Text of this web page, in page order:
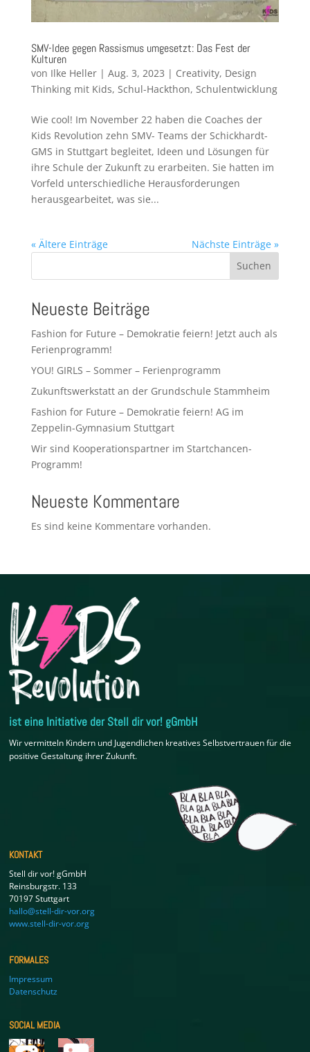
SMV-Idee gegen Rassismus umgesetzt: Das Fest der
Kulturen
von Ilke Heller| Aug. 3, 2023 | Creativity, Design
Thinking mit Kids, Schul-Hackthon, Schulentwicklung
Wie cool! Im November 22 haben die Coaches der
Kids Revolution zehn SMV- Teams der Schickhardt-
GMS in Stuttgart begleitet, Ideen und Lösungen für
ihre Schule der Zukunft zu erarbeiten. Sie hatten im
Vorfeld unterschiedliche Herausforderungen
herausgearbeitet, was sie...
« Ältere Einträge
Nächste Einträge »
Suchen
Neueste Beiträge
Fashion for Future – Demokratie feiern! Jetzt auch als
Ferienprogramm!
YOU! GIRLS – Sommer – Ferienprogramm
Zukunftswerkstatt an der Grundschule Stammheim
Fashion for Future – Demokratie feiern! AG im
Zeppelin-Gymnasium Stuttgart
Wir sind Kooperationspartner im Startchancen-
Programm!
Neueste Kommentare
Es sind keine Kommentare vorhanden.
ist eine Initiative der Stell dir vor! gGmbH
Wir vermitteln Kindern und Jugendlichen kreatives Selbstvertrauen für die
positive Gestaltung ihrer Zukunft.
KONTAKT
Stell dir vor! gGmbH
Reinsburgstr. 133
70197 Stuttgart
hallo@stell-dir-vor.org
www.stell-dir-vor.org
FORMALES
Impressum
Datenschutz
SOCIAL MEDIA